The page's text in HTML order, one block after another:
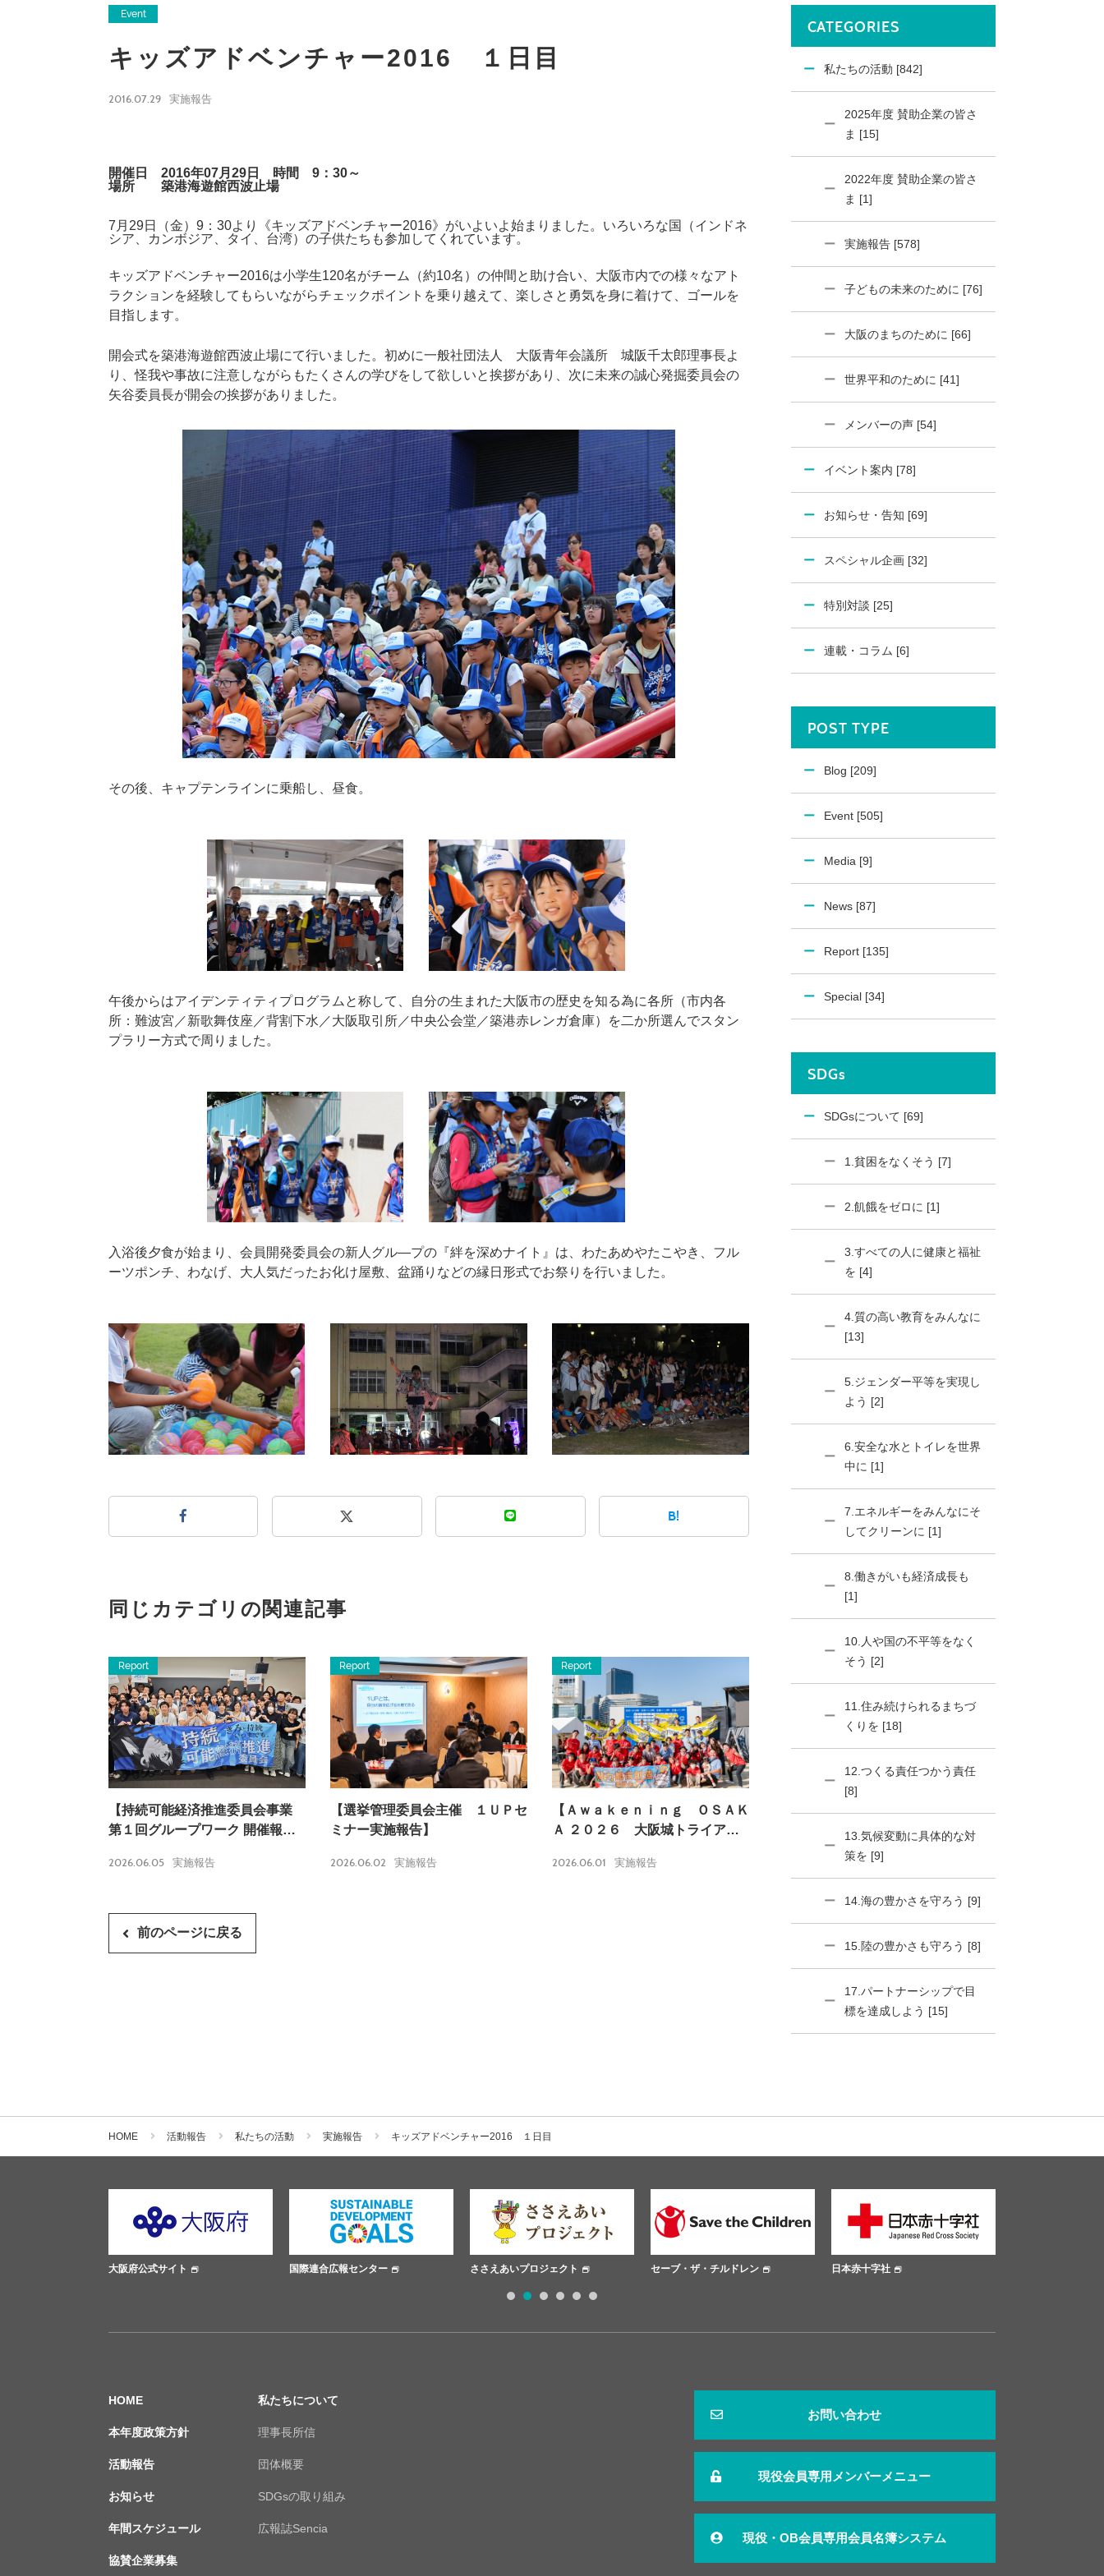
Event
キッズアドベンチャー2016 １日目
2016.07.29 実施報告
開催日 2016年07月29日 時間 9：30～
場所 築港海遊館西波止場
7月29日（金）9：30より《キッズアドベンチャー2016》がいよいよ始まりました。いろいろな国（インドネ
シア、カンボジア、タイ、台湾）の子供たちも参加してくれています。
キッズアドベンチャー2016は小学生120名がチーム（約10名）の仲間と助け合い、大阪市内での様々なアト
ラクションを経験してもらいながらチェックポイントを乗り越えて、楽しさと勇気を身に着けて、ゴールを
目指します。
開会式を築港海遊館西波止場にて行いました。初めに一般社団法人 大阪青年会議所 城阪千太郎理事長よ
り、怪我や事故に注意しながらもたくさんの学びをして欲しいと挨拶があり、次に未来の誠心発掘委員会の
矢谷委員長が開会の挨拶がありました。
その後、キャプテンラインに乗船し、昼食。
午後からはアイデンティティプログラムと称して、自分の生まれた大阪市の歴史を知る為に各所（市内各
所：難波宮／新歌舞伎座／背割下水／大阪取引所／中央公会堂／築港赤レンガ倉庫）を二か所選んでスタン
プラリー方式で周りました。
入浴後夕食が始まり、会員開発委員会の新人グル―プの『絆を深めナイト』は、わたあめやたこやき、フル
ーツポンチ、わなげ、大人気だったお化け屋敷、盆踊りなどの縁日形式でお祭りを行いました。
B!
同じカテゴリの関連記事
Report
【持続可能経済推進委員会事業
第１回グループワーク 開催報
2026.06.05 実施報告
Report
【選挙管理委員会主催 １ＵＰセ
ミナー実施報告】
2026.06.02 実施報告
Report
【Ａｗａｋｅｎｉｎｇ ＯＳＡＫ
Ａ ２０２６ 大阪城トライアス
2026.06.01 実施報告
前のページに戻る
CATEGORIES
私たちの活動 [842]
2025年度 賛助企業の皆さ
ま [15]
2022年度 賛助企業の皆さ
ま [1]
実施報告 [578]
子どもの未来のために [76]
大阪のまちのために [66]
世界平和のために [41]
メンバーの声 [54]
イベント案内 [78]
お知らせ・告知 [69]
スペシャル企画 [32]
特別対談 [25]
連載・コラム [6]
POST TYPE
Blog [209]
Event [505]
Media [9]
News [87]
Report [135]
Special [34]
SDGs
SDGsについて [69]
1.貧困をなくそう [7]
2.飢餓をゼロに [1]
3.すべての人に健康と福祉
を [4]
4.質の高い教育をみんなに
[13]
5.ジェンダー平等を実現し
よう [2]
6.安全な水とトイレを世界
中に [1]
7.エネルギーをみんなにそ
してクリーンに [1]
8.働きがいも経済成長も
[1]
10.人や国の不平等をなく
そう [2]
11.住み続けられるまちづ
くりを [18]
12.つくる責任つかう責任
[8]
13.気候変動に具体的な対
策を [9]
14.海の豊かさを守ろう [9]
15.陸の豊かさも守ろう [8]
17.パートナーシップで目
標を達成しよう [15]
HOME 活動報告 私たちの活動 実施報告 キッズアドベンチャー2016 １日目
国際連合広報センター ささえあいプロジェクト セーブ・ザ・チルドレン 日本赤十字社 大阪市公式サイト
HOME
本年度政策方針
活動報告
お知らせ
年間スケジュール
協賛企業募集
私たちについて
理事長所信
団体概要
SDGsの取り組み
広報誌Sencia
お問い合わせ
現役会員専用メンバーメニュー
現役・OB会員専用会員名簿システム